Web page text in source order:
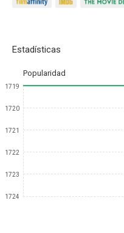
Estadísticas
Popularidad
1719
1720
1721
1722
1723
1724